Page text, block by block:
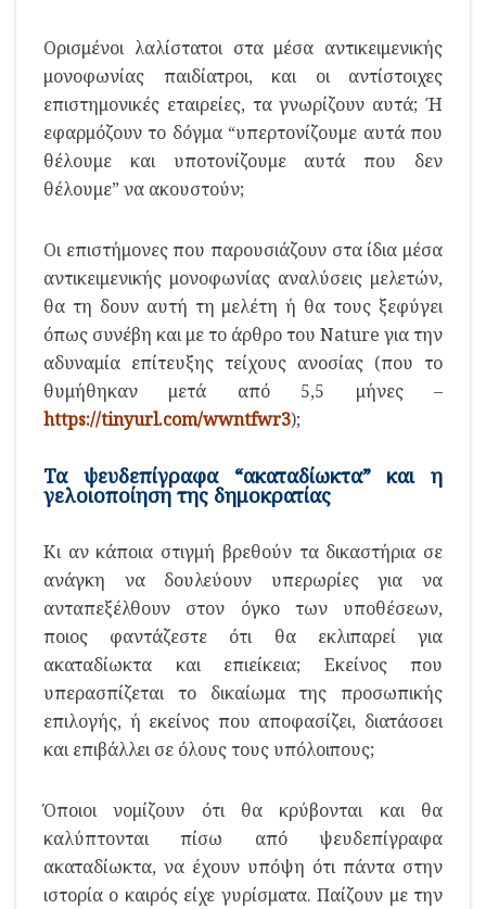
Ορισμένοι λαλίστατοι στα μέσα αντικειμενικής
μονοφωνίας παιδίατροι, και οι αντίστοιχες
επιστημονικές εταιρείες, τα γνωρίζουν αυτά; Ή
εφαρμόζουν το δόγμα “υπερτονίζουμε αυτά που
θέλουμε και υποτονίζουμε αυτά που δεν
θέλουμε” να ακουστούν;
Οι επιστήμονες που παρουσιάζουν στα ίδια μέσα
αντικειμενικής μονοφωνίας αναλύσεις μελετών,
θα τη δουν αυτή τη μελέτη ή θα τους ξεφύγει
όπως συνέβη και με το άρθρο του Nature για την
αδυναμία επίτευξης τείχους ανοσίας (που το
θυμήθηκαν μετά από 5,5 μήνες –
https://tinyurl.com/wwntfwr3);
Τα ψευδεπίγραφα “ακαταδίωκτα” και η
γελοιοποίηση της δημοκρατίας
Κι αν κάποια στιγμή βρεθούν τα δικαστήρια σε
ανάγκη να δουλεύουν υπερωρίες για να
ανταπεξέλθουν στον όγκο των υποθέσεων,
ποιος φαντάζεστε ότι θα εκλιπαρεί για
ακαταδίωκτα και επιείκεια; Εκείνος που
υπερασπίζεται το δικαίωμα της προσωπικής
επιλογής, ή εκείνος που αποφασίζει, διατάσσει
και επιβάλλει σε όλους τους υπόλοιπους;
Όποιοι νομίζουν ότι θα κρύβονται και θα
καλύπτονται πίσω από ψευδεπίγραφα
ακαταδίωκτα, να έχουν υπόψη ότι πάντα στην
ιστορία ο καιρός είχε γυρίσματα. Παίζουν με την